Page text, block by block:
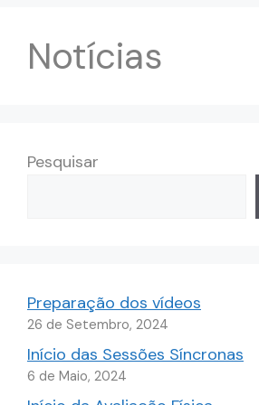
Notícias
Pesquisar
Preparação dos vídeos
26 de Setembro, 2024
Início das Sessões Síncronas
6 de Maio, 2024